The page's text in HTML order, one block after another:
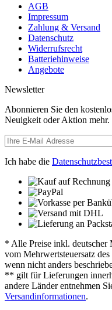
AGB
Impressum
Zahlung & Versand
Datenschutz
Widerrufsrecht
Batteriehinweise
Angebote
Newsletter
Abonnieren Sie den
Neuigkeit oder Aktion mehr.
Ich habe die
* Alle Preise inkl. deutscher
vom Mehrwertsteuersatz
wenn nicht anders
** gilt für Lieferungen
andere Länder entnehmen
Versandinformationen.